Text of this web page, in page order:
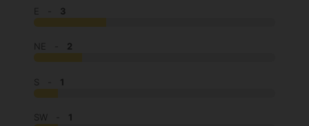
3
NE - 2
S - 1
SW - 1